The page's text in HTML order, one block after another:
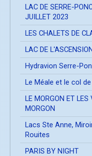
LAC DE SERRE-
JUILLET 2023
LES CHALETS DE
LAC DE
Hydravion Serre-
Le Méale et le col
LE MORGON ET LES
MORGON
Lacs Ste Anne,
Rouites
PARIS BY NIGHT